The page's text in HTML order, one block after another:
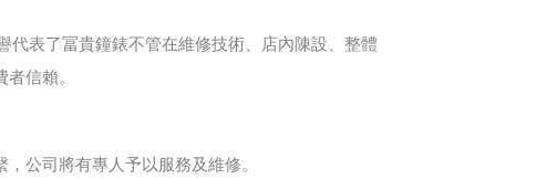
表了冨貴鐘錶不管在維修技術、店內陳設、整體
信賴。
公司將有專人予以服務及維修。